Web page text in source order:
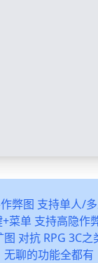
弊图 支持单人/
菜单 支持高隐作
对抗 RPG 3C
无聊的功能全都有